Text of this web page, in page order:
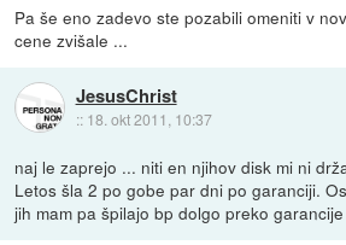
Pa še eno zadevo ste pozabili omeniti v
cene zvišale ...
JesusChrist
:: 18. okt 2011, 10:37
naj le zaprejo ... niti en njihov disk mi ni
Letos šla 2 po gobe par dni po garanciji.
jih mam pa špilajo bp dolgo preko